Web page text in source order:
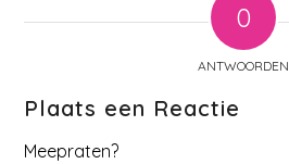
0
ANTWOORDEN
Plaats een Reactie
Meepraten?